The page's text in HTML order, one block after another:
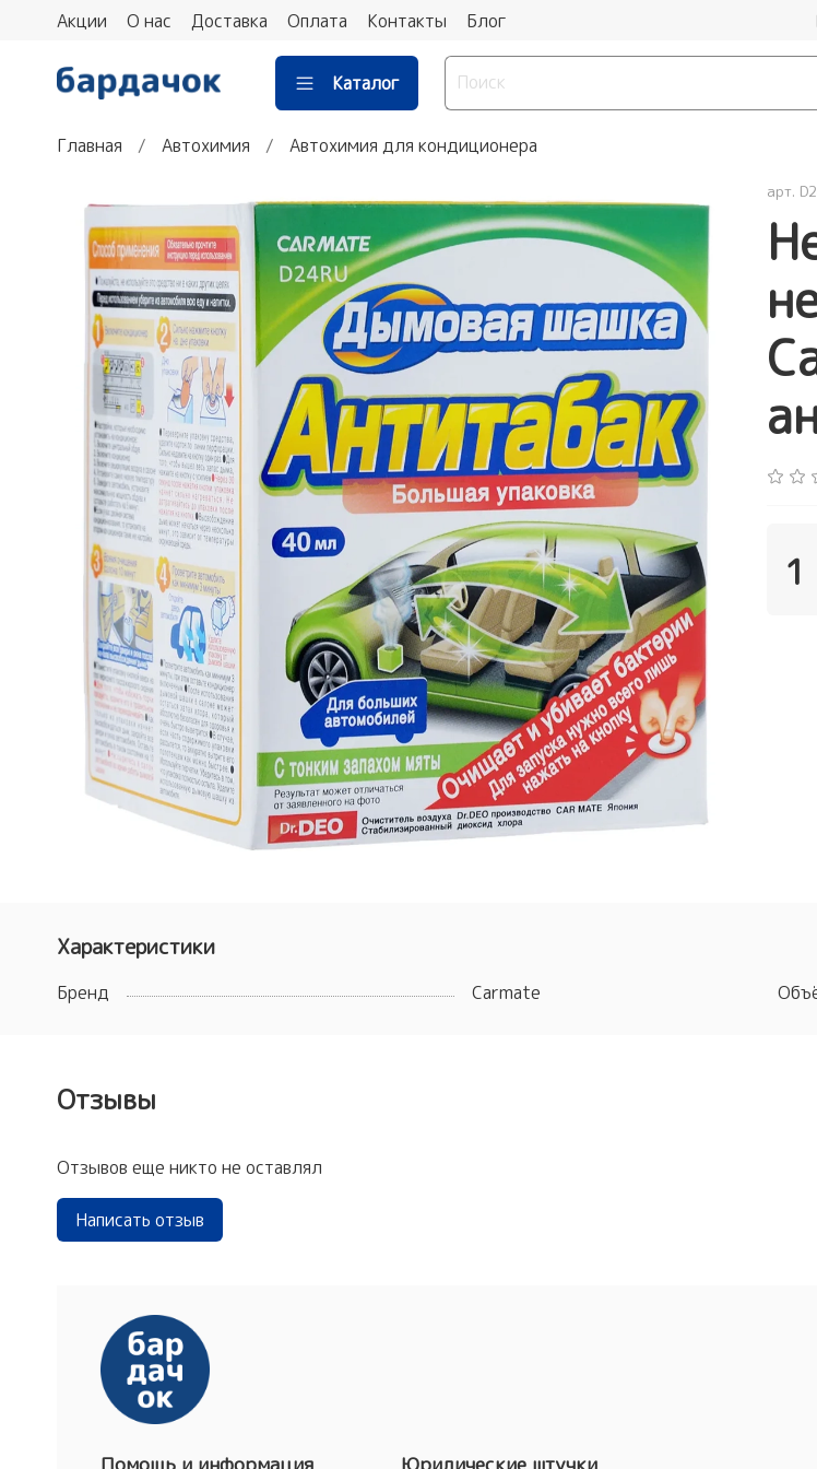
Акции О нас Доставка Оплата Контакты Блог
Каталог
Главная Автохимия Автохимия для кондиционера
арт.
Характеристики
Бренд Carmate
Отзывы
Отзывов еще никто не оставлял
Написать отзыв